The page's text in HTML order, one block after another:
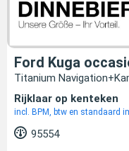
Ford Kuga
Titanium
Rijklaar op kenteken
incl. BPM, btw en standaard
95554